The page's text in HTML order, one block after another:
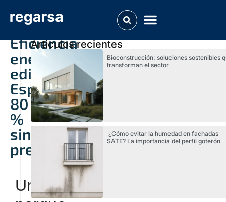
Eficiencia
energética
edificios
España:
80
%
sin
preparación
Un
Articulos recientes
Bioconstrucción: soluciones sostenibles
transforman el sector
¿Cómo evitar la humedad en fachadas
SATE? La importancia del perfil goterón